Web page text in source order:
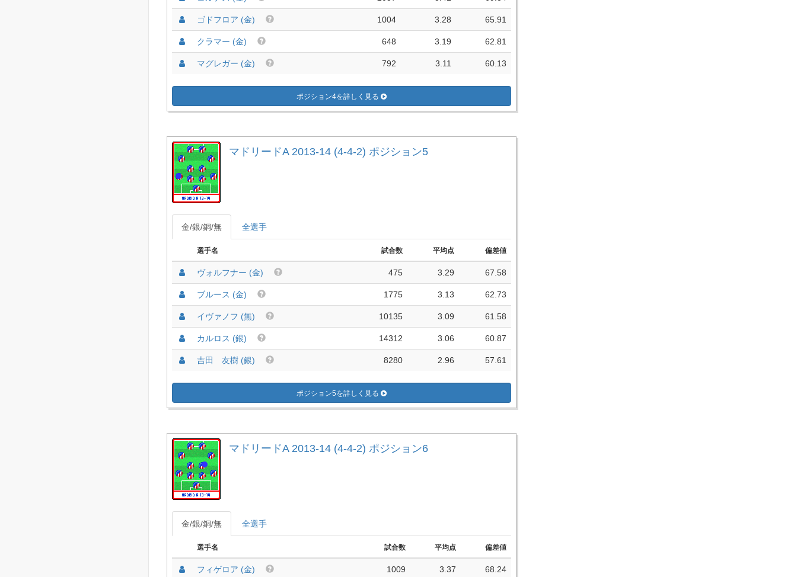
ゴドフロア (金) 1004 3.28 65.91
クラマー (金) 648 3.19 62.81
マグレガー (金) 792 3.11 60.13
ポジション4を詳しく見る
マドリードA 2013-14 (4-4-2) ポジション5
金/銀/銅/無 全選手
選手名 試合数 平均点 偏差値
ヴォルフナー (金) 475 3.29 67.58
ブルース (金) 1775 3.13 62.73
イヴァノフ (無) 10135 3.09 61.58
カルロス (銀) 14312 3.06 60.87
吉田 友樹 (銀) 8280 2.96 57.61
ポジション5を詳しく見る
マドリードA 2013-14 (4-4-2) ポジション6
金/銀/銅/無 全選手
選手名 試合数 平均点 偏差値
フィゲロア (金) 1009 3.37 68.24